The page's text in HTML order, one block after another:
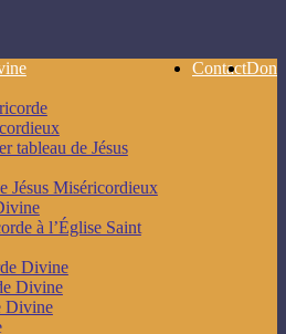
tableau de Jésus
Jésus Miséricordieux
à l’Église Saint
Divine
Divine
Divine
ContactDon